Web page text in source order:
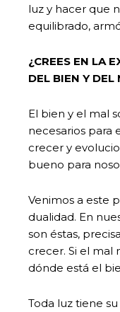
luz y hacer que
equilibrado,
¿CREES EN LA
DEL BIEN Y DEL
El bien y el mal
necesarios para
crecer y
bueno para
Venimos a este
dualidad. En
son éstas,
crecer. Si el mal
dónde está el
Toda luz tiene